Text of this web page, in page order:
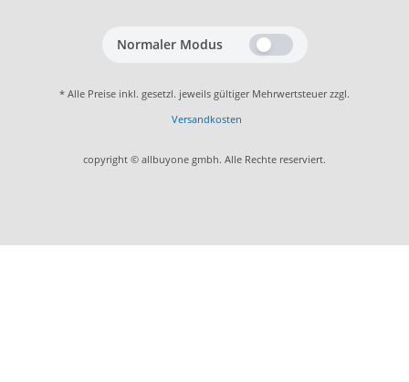
Normaler Modus
* Alle Preise inkl. gesetzl. jeweils gültiger Mehrwertsteuer zzgl.
Versandkosten
copyright © allbuyone gmbh. Alle Rechte reserviert.